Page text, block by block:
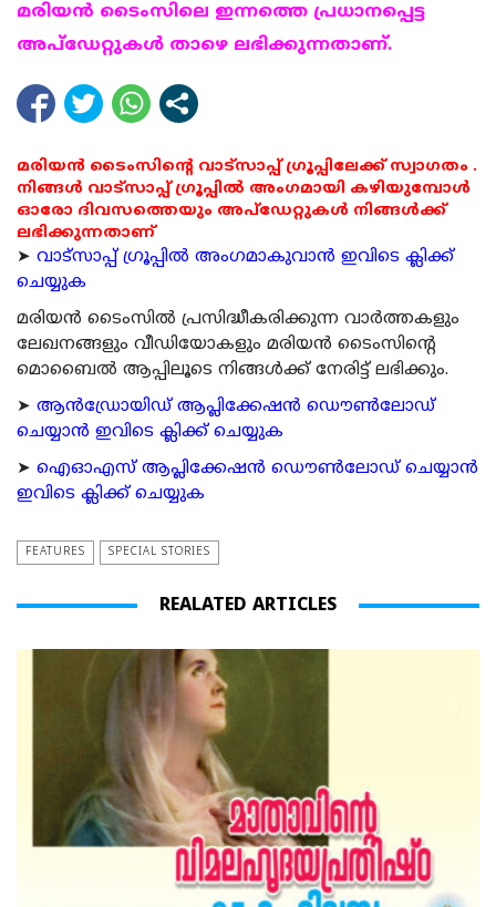
മരിയന്‍ ടൈംസിലെ ഇന്നത്തെ പ്രധാനപ്പെട്ട
അപ്ഡേറ്റുകള്‍ താഴെ ലഭിക്കുന്നതാണ്.
മരിയൻ ടൈംസിന്റെ വാട്സാപ്പ് ഗ്രൂപ്പിലേക്ക് സ്വാഗതം .
നിങ്ങൾ വാട്സാപ്പ് ഗ്രൂപ്പിൽ അംഗമായി കഴിയുമ്പോൾ
ഓരോ ദിവസത്തെയും അപ്ഡേറ്റുകൾ നിങ്ങൾക്ക്
ലഭിക്കുന്നതാണ്
➤ വാട്സാപ്പ് ഗ്രൂപ്പിൽ അംഗമാകുവാൻ ഇവിടെ ക്ലിക്ക്
ചെയ്യുക
മരിയന്‍ ടൈംസില്‍ പ്രസിദ്ധീകരിക്കുന്ന വാര്‍ത്തകളും
ലേഖനങ്ങളും വീഡിയോകളും മരിയന്‍ ടൈംസിന്റെ
മൊബൈല്‍ ആപ്പിലൂടെ നിങ്ങള്‍ക്ക് നേരിട്ട് ലഭിക്കും.
➤ ആന്‍ഡ്രോയിഡ് ആപ്ലിക്കേഷന്‍ ഡൌണ്‍ലോഡ്
ചെയ്യാന്‍ ഇവിടെ ക്ലിക്ക് ചെയ്യുക
➤ ഐഓഎസ് ആപ്ലിക്കേഷന്‍ ഡൌണ്‍ലോഡ് ചെയ്യാന്‍
ഇവിടെ ക്ലിക്ക് ചെയ്യുക
FEATURES SPECIAL STORIES
REALATED ARTICLES